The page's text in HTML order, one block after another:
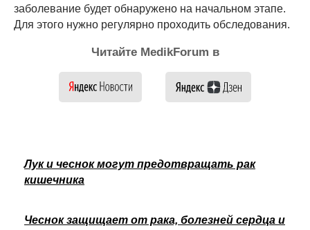
заболевание будет обнаружено на начальном этапе.
Для этого нужно регулярно проходить обследования.
Читайте MedikForum в
Лук и чеснок могут предотвращать рак
кишечника
Чеснок защищает от рака, болезней сердца и